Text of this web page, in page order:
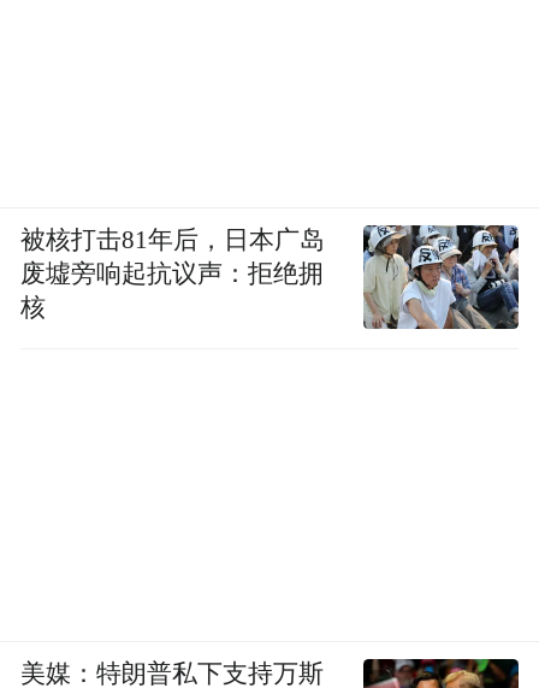
被核打击81年后，日本广岛
废墟旁响起抗议声：拒绝拥
核
美媒：特朗普私下支持万斯